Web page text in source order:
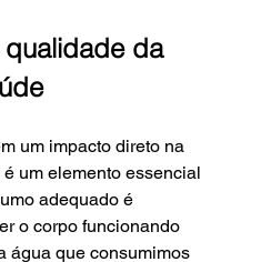
da
um impacto direto na
um elemento essencial
adequado é
o corpo funcionando
água que consumimos